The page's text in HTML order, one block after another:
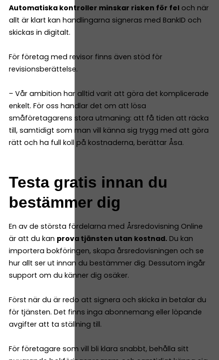
Automatiska kontroller minskar risken för fel och när
allt är klart kan handlingarna signeras med BankID och
skickas in digitalt.
För företag med revisor finns även stöd för
revisionsberättelse.
– Vår ambition har alltid varit att göra det komplicerade
enkelt. För oss handlar det om att lösa
småföretagarens stora utmaning: att få tiden att räcka
till, samtidigt som man vill känna sig trygg med att göra
rätt och ha full koll på kostnaderna, berättar Åsa.
Testa gratis innan du
bestämmer dig
En av de största fördelarna med Årsredovisning Online
är att du kan prova tjänsten utan kostnad. Du kan
importera bokföringen, skapa årsredovisningen och se
hur allt ser ut innan du bestämmer dig. Dessutom ingår
support om du känner dig osäker.
Först när du är redo att signera och skicka in betalar du
för tjänsten. Det finns inga abonnemang eller löpande
avgifter att ta ställning till.
För företagare som vill bli klara snabbt, behålla sitt